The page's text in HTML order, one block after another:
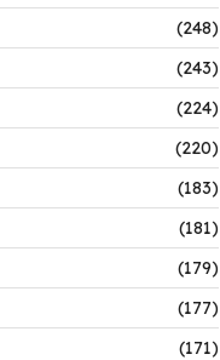
(248)
(243)
(224)
(220)
(183)
(181)
(179)
(177)
(171)